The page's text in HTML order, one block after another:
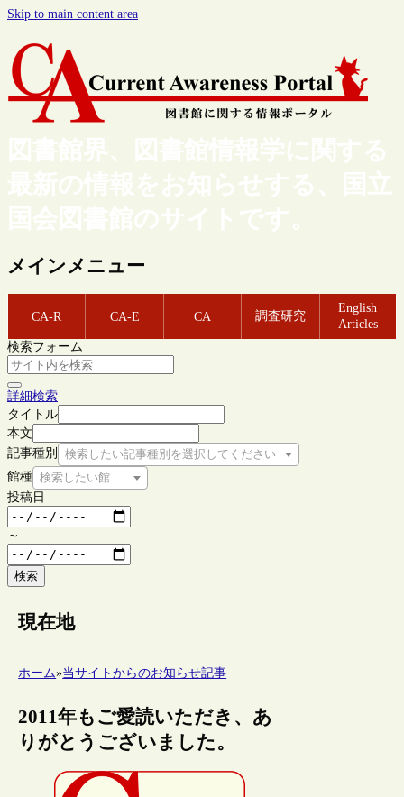
Skip to main content area
図書館界、図書館情報学に関する
最新の情報をお知らせする、国立
国会図書館のサイトです。
メインメニュー
CA-R CA-E CA 調査研究
English
Articles
検索フォーム
詳細検索
タイトル
本文
記事種別
検索したい記事種別を選択してください
館種 検索したい館種を選択してください
投稿日
～
検索
現在地
ホーム»当サイトからのお知らせ記事
2011年もご愛読いただき、あ
りがとうございました。